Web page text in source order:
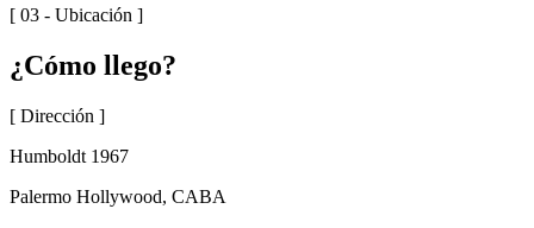
[ 03 - Ubicación ]
¿Cómo llego?
[ Dirección ]
Humboldt 1967
Palermo Hollywood, CABA